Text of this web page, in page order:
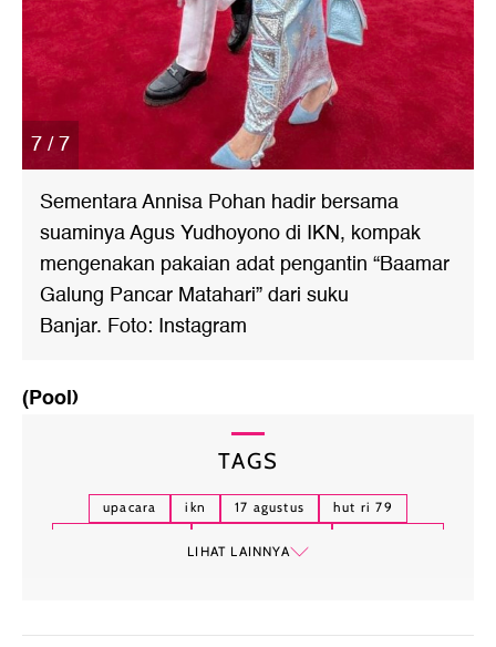
7 / 7
Sementara Annisa Pohan hadir bersama
suaminya Agus Yudhoyono di IKN, kompak
mengenakan pakaian adat pengantin “Baamar
Galung Pancar Matahari” dari suku
Banjar. Foto: Instagram
(Pool)
TAGS
upacara ikn 17 agustus
hut ri 79
LIHAT LAINNYA